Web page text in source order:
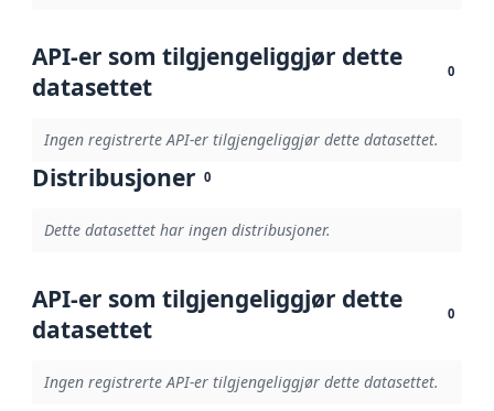
API-er som tilgjengeliggjør dette
datasettet
0
Ingen registrerte API-er tilgjengeliggjør dette datasettet.
Distribusjoner 0
Dette datasettet har ingen distribusjoner.
API-er som tilgjengeliggjør dette
datasettet
0
Ingen registrerte API-er tilgjengeliggjør dette datasettet.